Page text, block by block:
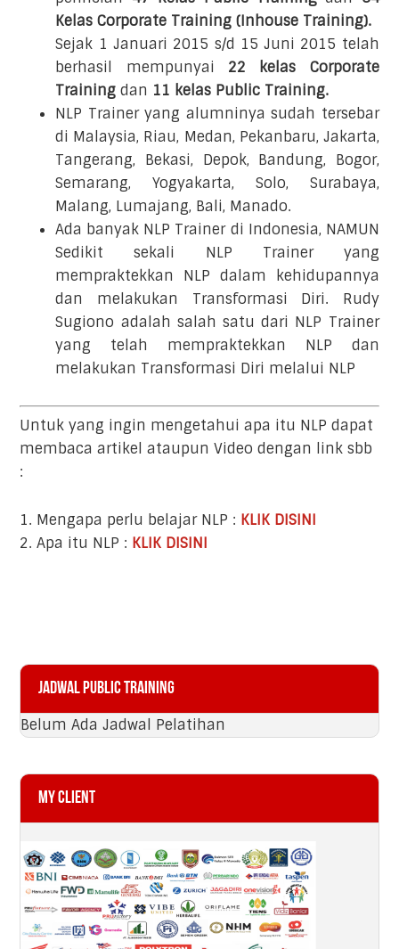
Kelas Corporate Training (Inhouse Training).
Sejak 1 Januari 2015 s/d 15 Juni 2015 telah
berhasil mempunyai 22 kelas Corporate
Training dan 11 kelas Public Training.
NLP Trainer yang alumninya sudah tersebar
di Malaysia, Riau, Medan, Pekanbaru, Jakarta,
Tangerang, Bekasi, Depok, Bandung, Bogor,
Semarang, Yogyakarta, Solo, Surabaya,
Malang, Lumajang, Bali, Manado.
Ada banyak NLP Trainer di Indonesia, NAMUN
Sedikit sekali NLP Trainer yang
mempraktekkan NLP dalam kehidupannya
dan melakukan Transformasi Diri. Rudy
Sugiono adalah salah satu dari NLP Trainer
yang telah mempraktekkan NLP dan
melakukan Transformasi Diri melalui NLP
Untuk yang ingin mengetahui apa itu NLP dapat
membaca artikel ataupun Video dengan link sbb
:
1. Mengapa perlu belajar NLP : KLIK DISINI
2. Apa itu NLP : KLIK DISINI
Primary
Sidebar
Jadwal Public Training
Belum Ada Jadwal Pelatihan
My Client